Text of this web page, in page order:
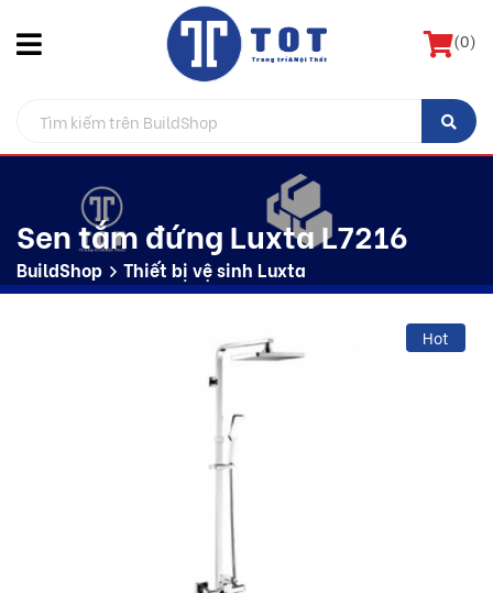
(0)
Sen tắm đứng Luxta L7216
BuildShop Thiết bị vệ sinh Luxta
Hot